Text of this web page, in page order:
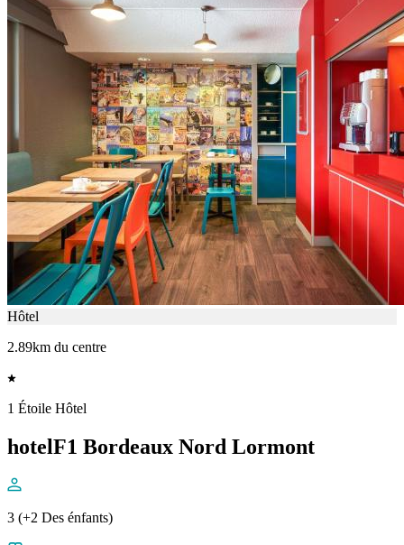
Hôtel
2.89km du centre
1 Étoile Hôtel
hotelF1 Bordeaux Nord Lormont
3 (+2 Des énfants)